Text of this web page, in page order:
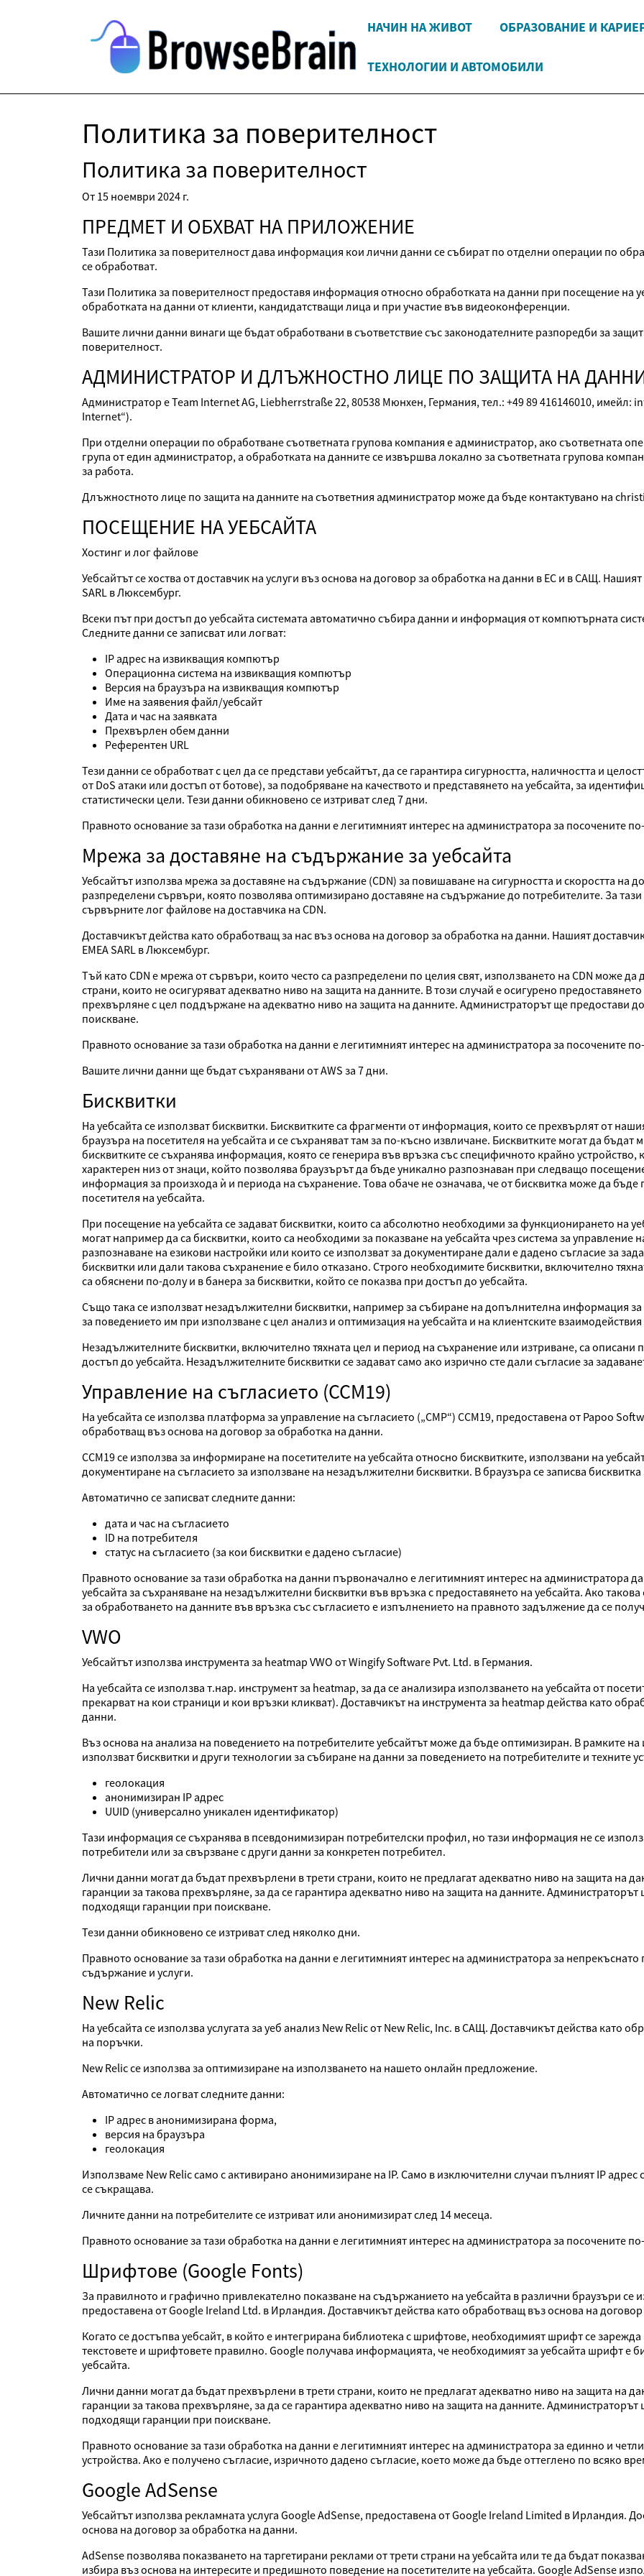
НАЧИН НА ЖИВОТ ОБРАЗОВАНИЕ И
ТЕХНОЛОГИИ И АВТОМОБИЛИ
Политика за поверителност
Политика за поверителност
От 15 ноември 2024 г.
ПРЕДМЕТ И ОБХВАТ НА ПРИЛОЖЕНИЕ
Тази Политика за поверителност дава информация кои лични данни се събират по отделни операции по
се обработват.
Тази Политика за поверителност предоставя информация относно обработката на данни при посещение на
обработката на данни от клиенти, кандидатстващи лица и при участие във видеоконференции.
Вашите лични данни винаги ще бъдат обработвани в съответствие със законодателните разпоредби за
поверителност.
АДМИНИСТРАТОР И ДЛЪЖНОСТНО ЛИЦЕ ПО ЗАЩИТА НА
Администратор е Team Internet AG, Liebherrstraße 22, 80538 Мюнхен, Германия, тел.: +49 89 416146010, имейл:
Internet“).
При отделни операции по обработване съответната групова компания е администратор, ако съответната
група от един администратор, а обработката на данните се извършва локално за съответната групова
за работа.
Длъжностното лице по защита на данните на съответния администратор може да бъде контактувано на
ПОСЕЩЕНИЕ НА УЕБСАЙТА
Хостинг и лог файлове
Уебсайтът се хоства от доставчик на услуги въз основа на договор за обработка на данни в ЕС и в САЩ.
SARL в Люксембург.
Всеки път при достъп до уебсайта системата автоматично събира данни и информация от компютърната
Следните данни се записват или логват:
IP адрес на извикващия компютър
Операционна система на извикващия компютър
Версия на браузъра на извикващия компютър
Име на заявения файл/уебсайт
Дата и час на заявката
Прехвърлен обем данни
Референтен URL
Тези данни се обработват с цел да се представи уебсайтът, да се гарантира сигурността, наличността и
от DoS атаки или достъп от ботове), за подобряване на качеството и представянето на уебсайта, за
статистически цели. Тези данни обикновено се изтриват след 7 дни.
Правното основание за тази обработка на данни е легитимният интерес на администратора за посочените
Мрежа за доставяне на съдържание за уебсайта
Уебсайтът използва мрежа за доставяне на съдържание (CDN) за повишаване на сигурността и скоростта на
разпределени сървъри, която позволява оптимизирано доставяне на съдържание до потребителите. За
сървърните лог файлове на доставчика на CDN.
Доставчикът действа като обработващ за нас въз основа на договор за обработка на данни. Нашият
EMEA SARL в Люксембург.
Тъй като CDN е мрежа от сървъри, които често са разпределени по целия свят, използването на CDN може
страни, които не осигуряват адекватно ниво на защита на данните. В този случай е осигурено
прехвърляне с цел поддържане на адекватно ниво на защита на данните. Администраторът ще предостави
поискване.
Правното основание за тази обработка на данни е легитимният интерес на администратора за посочените
Вашите лични данни ще бъдат съхранявани от AWS за 7 дни.
Бисквитки
На уебсайта се използват бисквитки. Бисквитките са фрагменти от информация, които се прехвърлят от
браузъра на посетителя на уебсайта и се съхраняват там за по-късно извличане. Бисквитките могат да
бисквитките се съхранява информация, която се генерира във връзка със специфичното крайно устройство,
характерен низ от знаци, който позволява браузърът да бъде уникално разпознаван при следващо
информация за произхода ѝ и периода на съхранение. Това обаче не означава, че от бисквитка може да бъде
посетителя на уебсайта.
При посещение на уебсайта се задават бисквитки, които са абсолютно необходими за функционирането на
могат например да са бисквитки, които са необходими за показване на уебсайта чрез система за управление
разпознаване на езикови настройки или които се използват за документиране дали е дадено съгласие за
бисквитки или дали такова съхранение е било отказано. Строго необходимите бисквитки, включително
са обяснени по-долу и в банера за бисквитки, който се показва при достъп до уебсайта.
Също така се използват незадължителни бисквитки, например за събиране на допълнителна информация за
за поведението им при използване с цел анализ и оптимизация на уебсайта и на клиентските
Незадължителните бисквитки, включително тяхната цел и период на съхранение или изтриване, са описани
достъп до уебсайта. Незадължителните бисквитки се задават само ако изрично сте дали съгласие за
Управление на съгласието (CCM19)
На уебсайта се използва платформа за управление на съгласието („CMP“) CCM19, предоставена от Papoo
обработващ въз основа на договор за обработка на данни.
CCM19 се използва за информиране на посетителите на уебсайта относно бисквитките, използвани на
документиране на съгласието за използване на незадължителни бисквитки. В браузъра се записва бисквитка
Автоматично се записват следните данни:
дата и час на съгласието
ID на потребителя
статус на съгласието (за кои бисквитки е дадено съгласие)
Правното основание за тази обработка на данни първоначално е легитимният интерес на администратора
уебсайта за съхраняване на незадължителни бисквитки във връзка с предоставянето на уебсайта. Ако
за обработването на данните във връзка със съгласието е изпълнението на правното задължение да се
VWO
Уебсайтът използва инструмента за heatmap VWO от Wingify Software Pvt. Ltd. в Германия.
На уебсайта се използва т.нар. инструмент за heatmap, за да се анализира използването на уебсайта от
прекарват на кои страници и кои връзки кликват). Доставчикът на инструмента за heatmap действа като
данни.
Въз основа на анализа на поведението на потребителите уебсайтът може да бъде оптимизиран. В рамките на
използват бисквитки и други технологии за събиране на данни за поведението на потребителите и техните
геолокация
анонимизиран IP адрес
UUID (универсално уникален идентификатор)
Тази информация се съхранява в псевдонимизиран потребителски профил, но тази информация не се
потребители или за свързване с други данни за конкретен потребител.
Лични данни могат да бъдат прехвърлени в трети страни, които не предлагат адекватно ниво на защита на
гаранции за такова прехвърляне, за да се гарантира адекватно ниво на защита на данните. Администраторът
подходящи гаранции при поискване.
Тези данни обикновено се изтриват след няколко дни.
Правното основание за тази обработка на данни е легитимният интерес на администратора за
съдържание и услуги.
New Relic
На уебсайта се използва услугата за уеб анализ New Relic от New Relic, Inc. в САЩ. Доставчикът действа като
на поръчки.
New Relic се използва за оптимизиране на използването на нашето онлайн предложение.
Автоматично се логват следните данни:
IP адрес в анонимизирана форма,
версия на браузъра
геолокация
Използваме New Relic само с активирано анонимизиране на IP. Само в изключителни случаи пълният IP
се съкращава.
Личните данни на потребителите се изтриват или анонимизират след 14 месеца.
Правното основание за тази обработка на данни е легитимният интерес на администратора за посочените
Шрифтове (Google Fonts)
За правилното и графично привлекателно показване на съдържанието на уебсайта в различни браузъри се
предоставена от Google Ireland Ltd. в Ирландия. Доставчикът действа като обработващ въз основа на
Когато се достъпва уебсайт, в който е интегрирана библиотека с шрифтове, необходимият шрифт се
текстовете и шрифтовете правилно. Google получава информацията, че необходимият за уебсайта шрифт е
уебсайта.
Лични данни могат да бъдат прехвърлени в трети страни, които не предлагат адекватно ниво на защита на
гаранции за такова прехвърляне, за да се гарантира адекватно ниво на защита на данните. Администраторът
подходящи гаранции при поискване.
Правното основание за тази обработка на данни е легитимният интерес на администратора за единно и
устройства. Ако е получено съгласие, изричното дадено съгласие, което може да бъде оттеглено по всяко
Google AdSense
Уебсайтът използва рекламната услуга Google AdSense, предоставена от Google Ireland Limited в Ирландия.
основа на договор за обработка на данни.
AdSense позволява показването на таргетирани реклами от трети страни на уебсайта или те да бъдат
избира въз основа на интересите и предишното поведение на посетителите на уебсайта. Google AdSense